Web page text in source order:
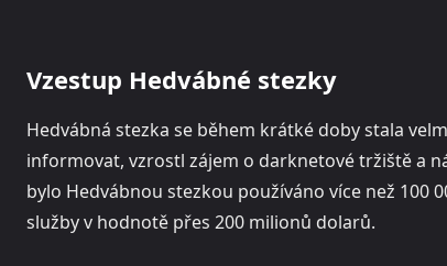
Vzestup Hedvábné stezky
Hedvábná stezka se během krátké doby stala
informovat, vzrostl zájem o darknetové tržiště a
bylo Hedvábnou stezkou používáno více než 100
služby v hodnotě přes 200 milionů dolarů.